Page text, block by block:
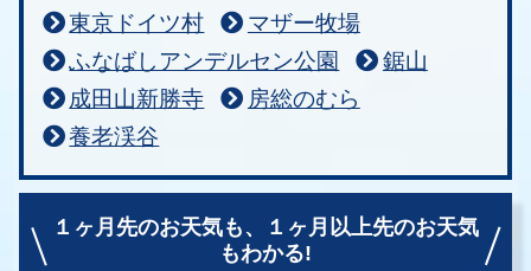
東京ドイツ村
マザー牧場
ふなばしアンデルセン公園
鋸山
成田山新勝寺
房総のむら
養老渓谷
１ヶ月先のお天気も、
１ヶ月以上先のお天気
もわかる!